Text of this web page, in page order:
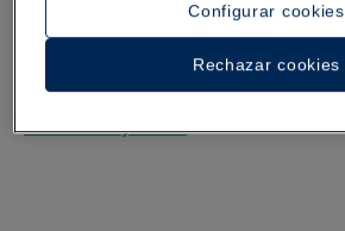
Un paseo por el hotel
Escuchar la experiencia
Ver 27 fotos y vídeos
Configurar cookies
Rechazar cookies